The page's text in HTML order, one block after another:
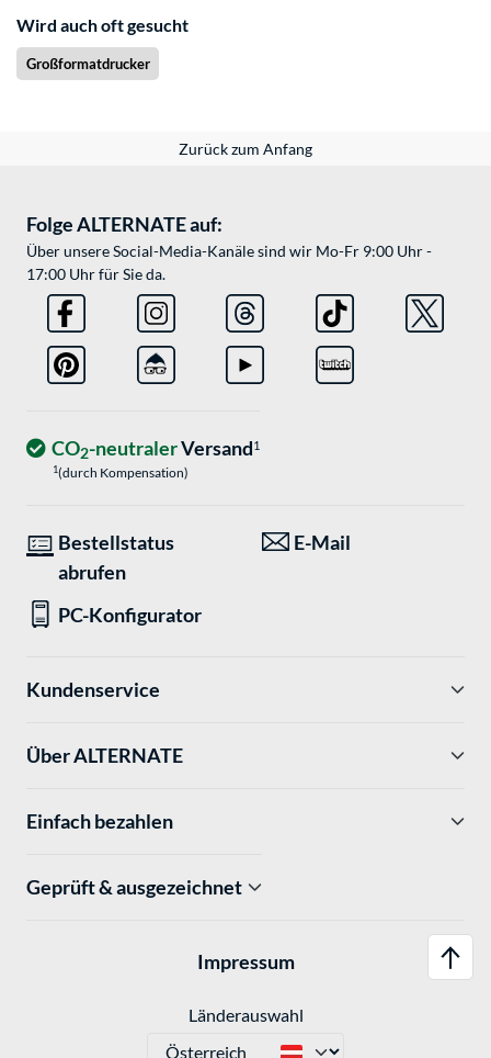
Wird auch oft gesucht
Großformatdrucker
Zurück zum Anfang
Folge ALTERNATE auf:
Über unsere Social-Media-Kanäle sind wir Mo-Fr 9:00 Uhr -
17:00 Uhr für Sie da.
CO2-neutralerVersand1
1(durch Kompensation)
Bestellstatus
abrufen
E-Mail
PC-Konfigurator
Kundenservice
Über ALTERNATE
Einfach bezahlen
Geprüft & ausgezeichnet
Impressum
Länderauswahl